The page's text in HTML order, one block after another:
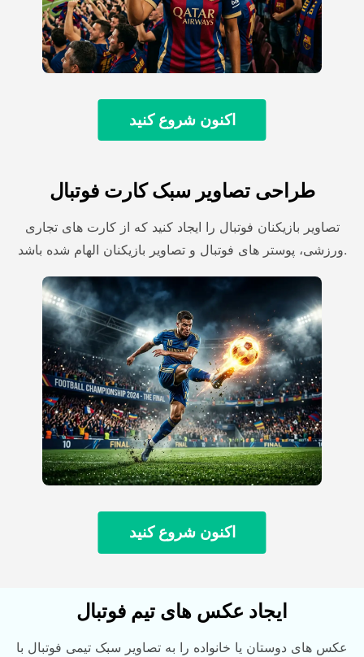
اکنون شروع کنید
طراحی تصاویر سبک کارت فوتبال
تصاویر بازیکنان فوتبال را ایجاد کنید که از کارت های تجاری
ورزشی، پوستر های فوتبال و تصاویر بازیکنان الهام شده باشد.
اکنون شروع کنید
ایجاد عکس های تیم فوتبال
عکس های دوستان یا خانواده را به تصاویر سبک تیمی فوتبال با